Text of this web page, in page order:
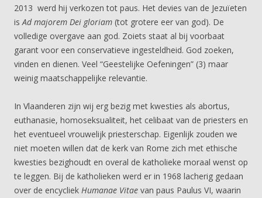
2013 werd hij verkozen tot paus. Het devies van de Jezuïeten
isAd majorem Dei gloriam (tot grotere eer van god). De
volledige overgave aan god. Zoiets staat al bij voorbaat
garant voor een conservatieve ingesteldheid. God zoeken,
vinden en dienen. Veel “Geestelijke Oefeningen” (3) maar
weinig maatschappelijke relevantie.
In Vlaanderen zijn wij erg bezig met kwesties als abortus,
euthanasie, homoseksualiteit, het celibaat van de priesters en
het eventueel vrouwelijk priesterschap. Eigenlijk zouden we
niet moeten willen dat de kerk van Rome zich met ethische
kwesties bezighoudt en overal de katholieke moraal wenst op
te leggen. Bij de katholieken werd er in 1968 lacherig gedaan
over de encycliek Humanae Vitae van paus Paulus VI, waarin